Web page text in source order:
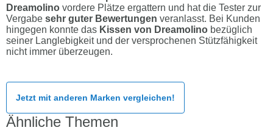
Dreamolino vordere Plätze ergattern und hat die Tester zur
Vergabe sehr guter Bewertungen veranlasst. Bei Kunden
hingegen konnte das Kissen von Dreamolino bezüglich
seiner Langlebigkeit und der versprochenen Stützfähigkeit
nicht immer überzeugen.
Jetzt mit anderen Marken vergleichen!
Ähnliche Themen